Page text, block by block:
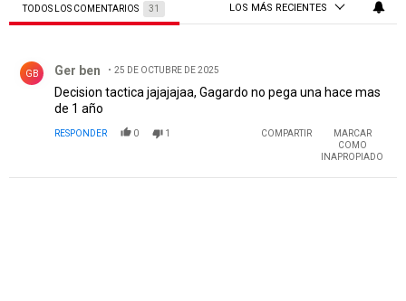
TODOS LOS COMENTARIOS 31 LOS MÁS RECIENTES
GB Ger ben 25 DE OCTUBRE DE 2025
Decision tactica jajajajaa, Gagardo no pega una hace mas
de 1 año
RESPONDER 0 1 COMPARTIR
MARCAR
COMO
INAPROPIADO